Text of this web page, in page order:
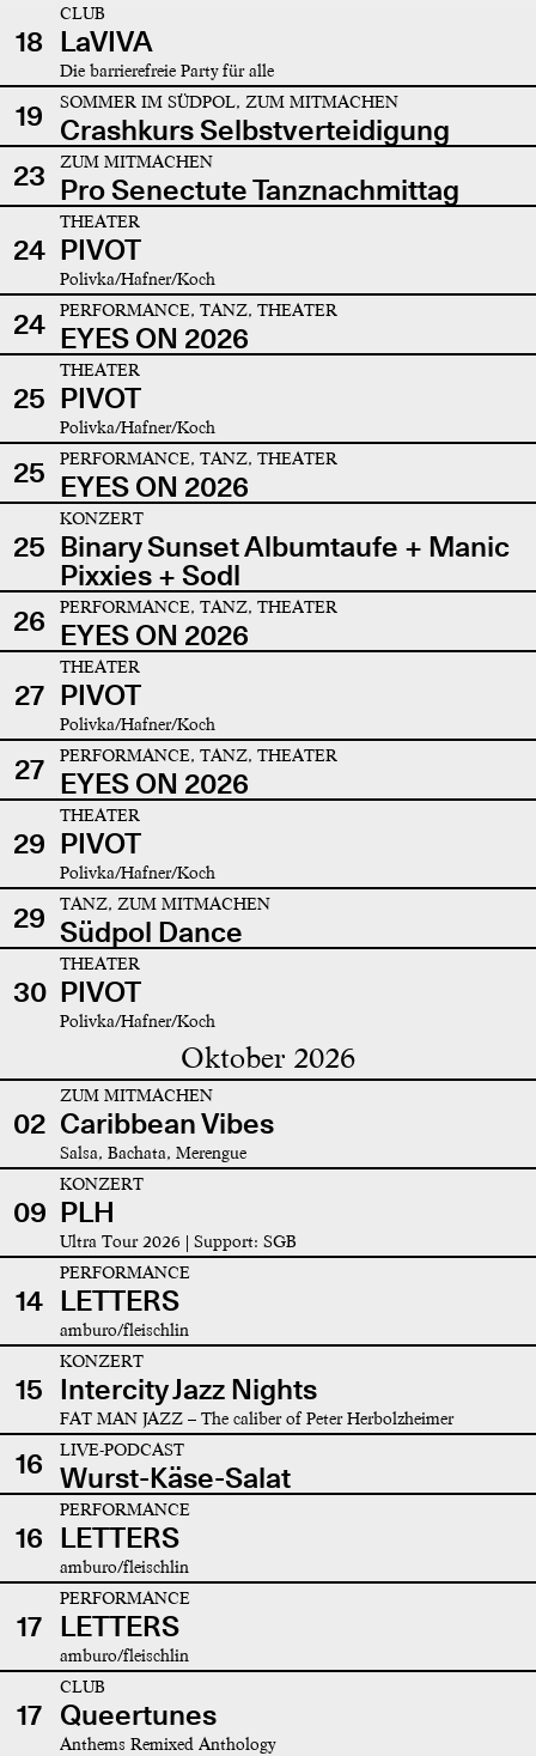
18
CLUB
LaVIVA
Die barrierefreie Party für alle
19 SOMMER IM SÜDPOL, ZUM MITMACHEN
Crashkurs Selbstverteidigung
23
ZUM MITMACHEN
Pro Senectute Tanznachmittag
24
THEATER
PIVOT
Polivka/Hafner/Koch
24 PERFORMANCE, TANZ, THEATER
EYES ON 2026
25
THEATER
PIVOT
Polivka/Hafner/Koch
25 PERFORMANCE, TANZ, THEATER
EYES ON 2026
25
KONZERT
Binary Sunset Albumtaufe + Manic
Pixxies + Sodl
26
PERFORMANCE, TANZ, THEATER
EYES ON 2026
27
THEATER
PIVOT
Polivka/Hafner/Koch
27 PERFORMANCE, TANZ, THEATER
EYES ON 2026
29
THEATER
PIVOT
Polivka/Hafner/Koch
29 TANZ, ZUM MITMACHEN
Südpol Dance
30
THEATER
PIVOT
Polivka/Hafner/Koch
Oktober 2026
02
ZUM MITMACHEN
Caribbean Vibes
Salsa, Bachata, Merengue
09
KONZERT
PLH
Ultra Tour 2026 | Support: SGB
14
PERFORMANCE
LETTERS
amburo/fleischlin
15
KONZERT
Intercity Jazz Nights
FAT MAN JAZZ – The caliber of Peter Herbolzheimer
16 LIVE-PODCAST
Wurst-Käse-Salat
16
PERFORMANCE
LETTERS
amburo/fleischlin
17
PERFORMANCE
LETTERS
amburo/fleischlin
17
CLUB
Queertunes
Anthems Remixed Anthology